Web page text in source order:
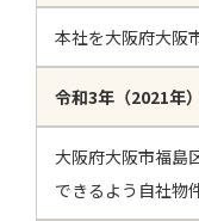
本社を大阪府大阪
令和3年（2021年
大阪府大阪市福島
できるよう自社物